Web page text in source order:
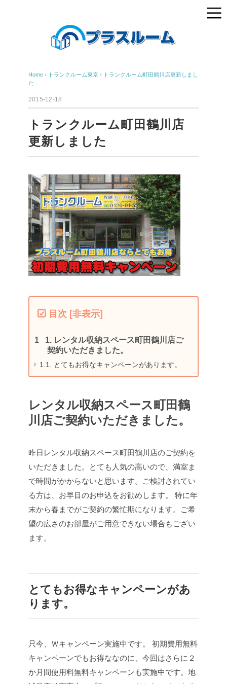
Home › トランクルーム東京 ›
トランクルーム町田鶴川店更新しまし
た
2015-12-18
トランクルーム町田鶴川店
更新しました
目次 [非表示]
1. レンタル収納スペース町田鶴川店ご
契約いただきました。
1.1. とてもお得なキャンペーンがあります。
レンタル収納スペース町田鶴
川店ご契約いただきました。
昨日レンタル収納スペース町田鶴川店のご契約を
いただきました。とても人気の高いので、満室ま
で時間がかからないと思います。ご検討されてい
る方は、お早目のお申込をお勧めします。
特に年
末から春までがご契約の繁忙期になります。ご希
望の広さのお部屋がご用意できない場合もござい
ます。
とてもお得なキャンペーンがあ
ります。
只今、Ｗキャンペーン実施中です。
初期費用無料
キャンペーンでもお得ななのに、今回はさらに２
か月間使用料無料キャンペーンも実施中です。地